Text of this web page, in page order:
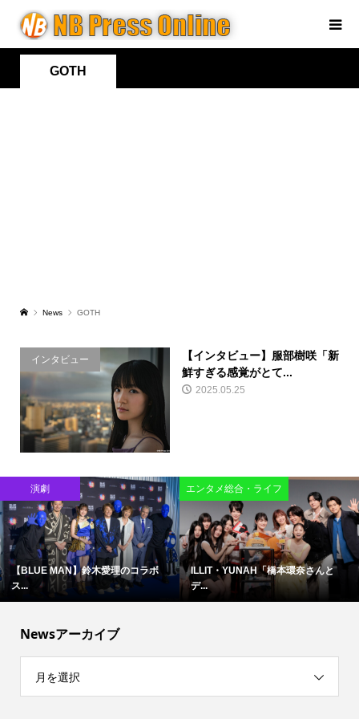
GOTH
News GOTH
インタビュー
【インタビュー】服部樹咲「新
鮮すぎる感覚がとて...
2025.05.25
演劇
【BLUE MAN】鈴木愛理のコラボ
ス...
エンタメ総合・ライフ
ILLIT・YUNAH「橋本環奈さんと
デ...
Newsアーカイブ
月を選択